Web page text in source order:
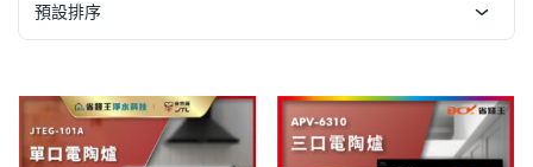
王 )
預設排序